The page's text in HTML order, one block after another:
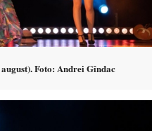
Foto: Andrei Gîndac